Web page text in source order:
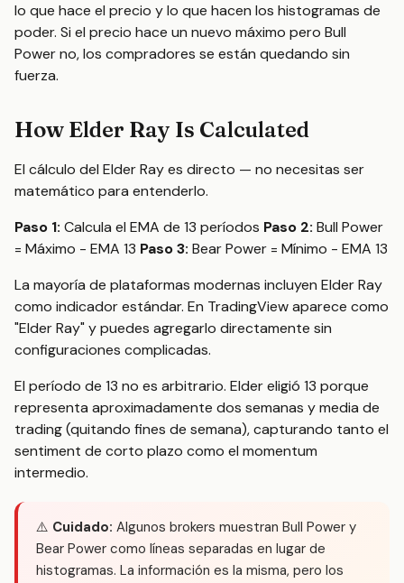
lo que hace el precio y lo que hacen los histogramas de
poder. Si el precio hace un nuevo máximo pero Bull
Power no, los compradores se están quedando sin
fuerza.
How Elder Ray Is Calculated
El cálculo del Elder Ray es directo — no necesitas ser
matemático para entenderlo.
Paso 1: Calcula el EMA de 13 períodos Paso 2: Bull Power
= Máximo - EMA 13 Paso 3: Bear Power = Mínimo - EMA 13
La mayoría de plataformas modernas incluyen Elder Ray
como indicador estándar. En TradingView aparece como
"Elder Ray" y puedes agregarlo directamente sin
configuraciones complicadas.
El período de 13 no es arbitrario. Elder eligió 13 porque
representa aproximadamente dos semanas y media de
trading (quitando fines de semana), capturando tanto el
sentiment de corto plazo como el momentum
intermedio.
⚠️ Cuidado: Algunos brokers muestran Bull Power y
Bear Power como líneas separadas en lugar de
histogramas. La información es la misma, pero los